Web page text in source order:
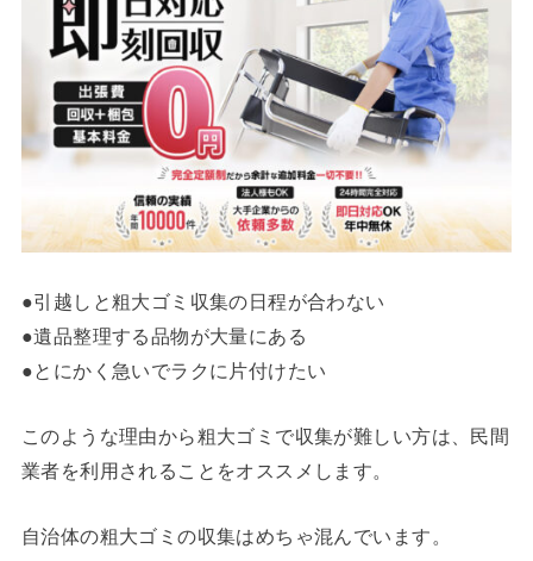
●引越しと粗大ゴミ収集の日程が合わない
●遺品整理する品物が大量にある
●とにかく急いでラクに片付けたい
このような理由から粗大ゴミで収集が難しい方は、民間
業者を利用されることをオススメします。
自治体の粗大ゴミの収集はめちゃ混んでいます。